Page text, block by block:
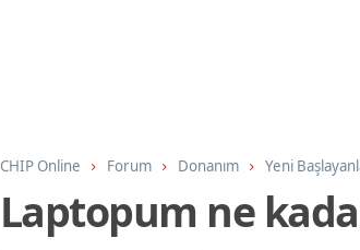
CHIP Online Forum Donanım Yeni
Laptopum ne